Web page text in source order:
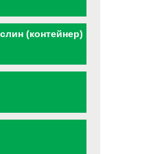
(контейнер)